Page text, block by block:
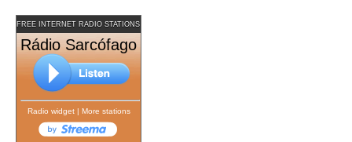
FREE INTERNET RADIO STATIONS
Rádio Sarcófago
Radio widget| More stations